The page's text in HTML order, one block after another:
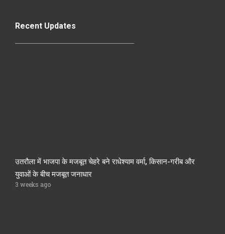
Recent Updates
उतरौला में भाजपा के मजबूत चेहरे बने राधेश्याम वर्मा, किसान-गरीब और
युवाओं के बीच मजबूत जनाधार
3 weeks ago